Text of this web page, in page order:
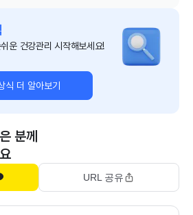
운 건강관리 시작해보세요!
식 더 알아보기
분께
URL 공유